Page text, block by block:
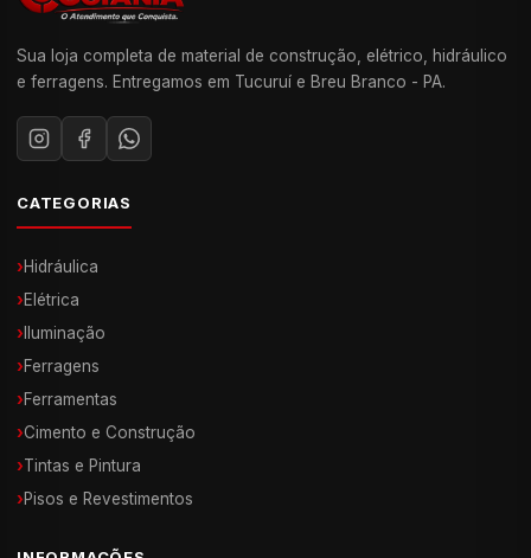
Sua loja completa de material de construção, elétrico, hidráulico
e ferragens. Entregamos em Tucuruí e Breu Branco - PA.
CATEGORIAS
›Hidráulica
›Elétrica
› Iluminação
›Ferragens
›Ferramentas
›Cimento e Construção
›Tintas e Pintura
›Pisos e Revestimentos